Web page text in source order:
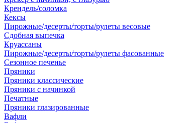
Крендель/соломка
Кексы
Пирожные/десерты/торты/рулеты весовые
Сдобная выпечка
Круассаны
Пирожные/десерты/торты/рулеты фасованные
Сезонное печенье
Пряники
Пряники классические
Пряники с начинкой
Печатные
Пряники глазированные
Вафли